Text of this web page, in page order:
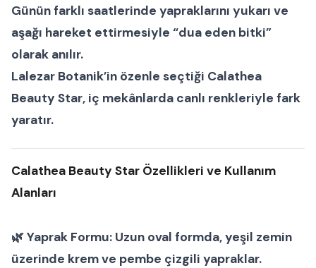
Günün farklı saatlerinde yapraklarını yukarı ve
aşağı hareket ettirmesiyle “dua eden bitki”
olarak anılır.
Lalezar Botanik’in özenle seçtiği Calathea
Beauty Star, iç mekânlarda canlı renkleriyle fark
yaratır.
Calathea Beauty Star Özellikleri ve Kullanım
Alanları
🌿Yaprak Formu: Uzun oval formda, yeşil zemin
üzerinde krem ve pembe çizgili yapraklar.